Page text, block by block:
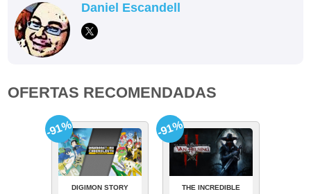
Daniel Escandell
OFERTAS RECOMENDADAS
DIGIMON STORY
-91%
THE INCREDIBLE
-91%